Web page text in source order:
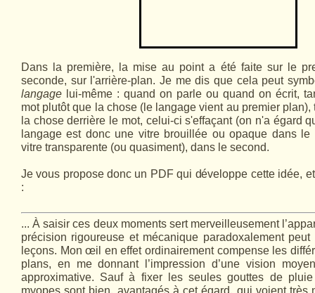
Dans la première, la mise au point a été faite sur le
seconde, sur l'arrière-plan. Je me dis que cela peut
langage lui-même : quand on parle ou quand on écrit,
mot plutôt que la chose (le langage vient au premier plan),
la chose derrière le mot, celui-ci s'effaçant (on n'a égard
langage est donc une vitre brouillée ou opaque dans le
vitre transparente (ou quasiment), dans le second.
Je vous propose donc un PDF qui développe cette idée,
:
... À saisir ces deux moments sert merveilleusement
pré­cision rigoureuse et mécanique paradoxalement
leçons. Mon œil en effet ordinairement compense les
plans, en me donnant l’impression d’une vision
approximative. Sauf à fixer les seules gouttes de
myopes sont bien, avantagés à cet égard, qui voient très